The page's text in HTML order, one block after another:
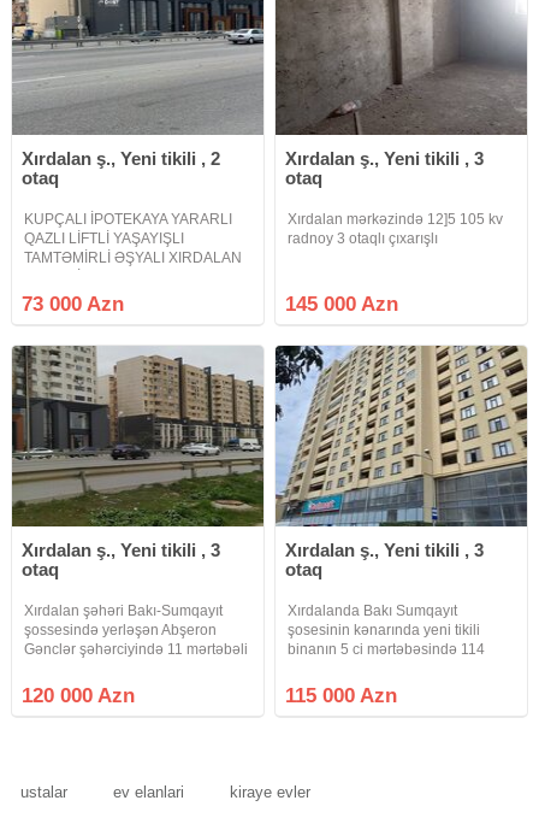
Xırdalan ş., Yeni tikili , 2
otaq
KUPÇALI İPOTEKAYA YARARLI
QAZLI LİFTLİ YAŞAYIŞLI
TAMTƏMİRLİ ƏŞYALI XIRDALAN
ŞOSSESİ ABŞERON GƏNCLƏR
ŞƏHƏRCİYİNDƏ DOST
ŞƏHƏRƏ BAXIR. Xırdalan şəhəri
Bakı Sumqayıt yolunun
73 000 Azn
Xırdalan ş., Yeni tikili , 3
otaq
Xırdalan mərkəzində 12]5 105 kv
radnoy 3 otaqlı çıxarışlı
145 000 Azn
Xırdalan ş., Yeni tikili , 3
otaq
Xırdalan şəhəri Bakı-Sumqayıt
şossesində yerləşən Abşeron
Gənclər şəhərciyində 11 mərtəbəli
sahəsi 70 kv .m olan 3 otaqlı
təmirli, kupçalı, ipotekaya yararlı.
120 000 Azn
Xırdalan ş., Yeni tikili , 3
otaq
Xırdalanda Bakı Sumqayıt
şosesinin kənarında yeni tikili
binanın 5 ci mərtəbəsində 114
layihəli təmirsiz pad mayak mənzil
çox çox təcili olaraq dəyərindən
115 000 Azn
ustalar ev elanlari kiraye evler